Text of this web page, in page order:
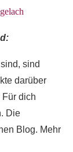
sind
darüber
dich
Die
Blog. Mehr